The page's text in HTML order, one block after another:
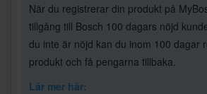
När du registrerar din produkt på
tillgång till Bosch 100 dagars nöjd
du inte är nöjd kan du inom 100 dagar
produkt och få pengarna tillbaka.
Lär mer här: